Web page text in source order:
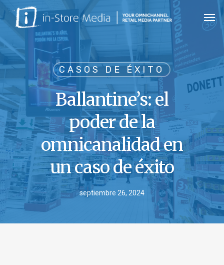
Skip
to
main
content
CASOS DE ÉXITO
Ballantine’s: el
poder de la
omnicanalidad en
un caso de éxito
septiembre 26, 2024